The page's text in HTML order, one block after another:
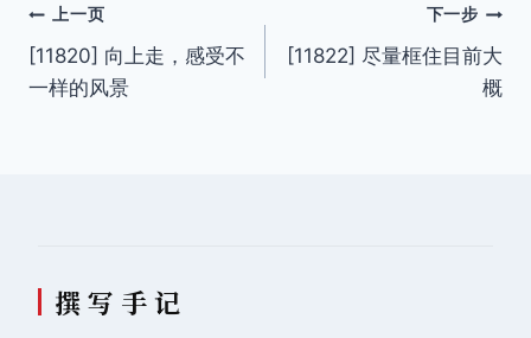
文
章
上一页
[11820] 向上走，感受不
一样的风景
下一步
[11822] 尽量框住目前大
概
撰 写 手 记